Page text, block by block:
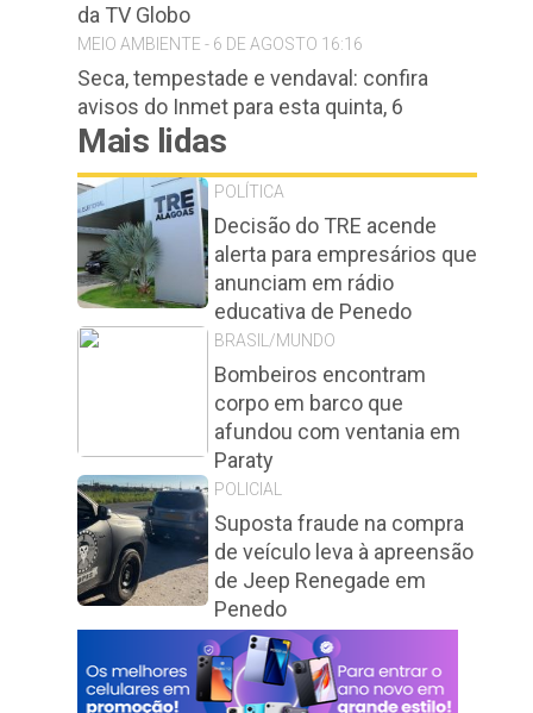
da TV Globo
MEIO AMBIENTE - 6 DE AGOSTO 16:16
Seca, tempestade e vendaval: confira
avisos do Inmet para esta quinta, 6
Mais lidas
POLÍTICA
Decisão do TRE acende
alerta para empresários que
anunciam em rádio
educativa de Penedo
BRASIL/MUNDO
Bombeiros encontram
corpo em barco que
afundou com ventania em
Paraty
POLICIAL
Suposta fraude na compra
de veículo leva à apreensão
de Jeep Renegade em
Penedo